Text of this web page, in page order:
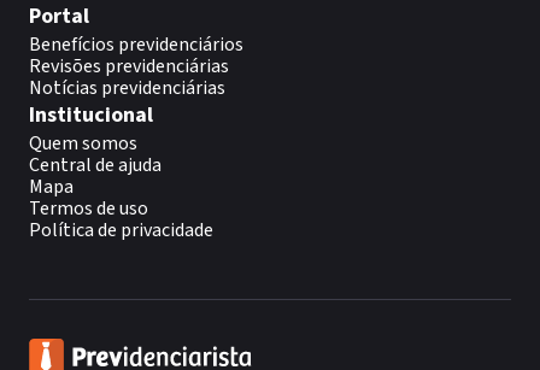
Portal
Benefícios previdenciários
Revisões previdenciárias
Notícias previdenciárias
Institucional
Quem somos
Central de ajuda
Mapa
Termos de uso
Política de privacidade